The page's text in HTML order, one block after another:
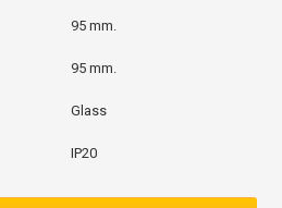
95 mm.
95 mm.
Glass
IP20